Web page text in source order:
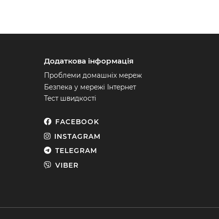
Додаткова інформація
Проблеми домашніх мереж
Безпека у мережі Інтернет
Тест швидкості
FACEBOOK
INSTAGRAM
TELEGRAM
VIBER